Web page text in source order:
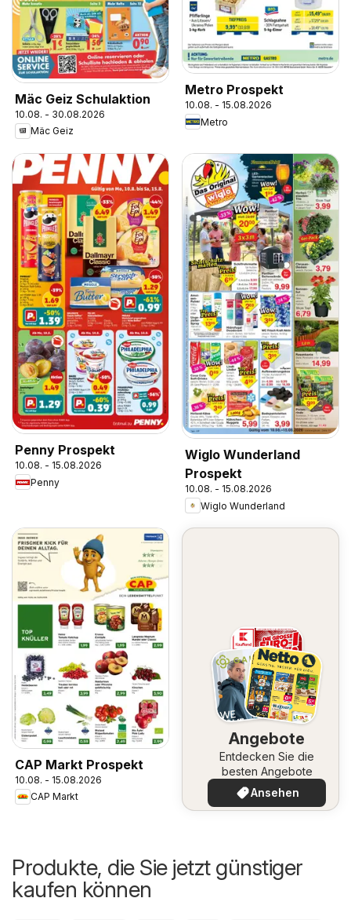
Mäc Geiz Schulaktion
10.08. - 30.08.2026
Mäc Geiz
Metro Prospekt
10.08. - 15.08.2026
Metro
Penny Prospekt
10.08. - 15.08.2026
Penny
Wiglo Wunderland
Prospekt
10.08. - 15.08.2026
Wiglo Wunderland
CAP Markt Prospekt
10.08. - 15.08.2026
CAP Markt
Angebote
Entdecken Sie die
besten Angebote
Ansehen
Produkte, die Sie jetzt günstiger
kaufen können